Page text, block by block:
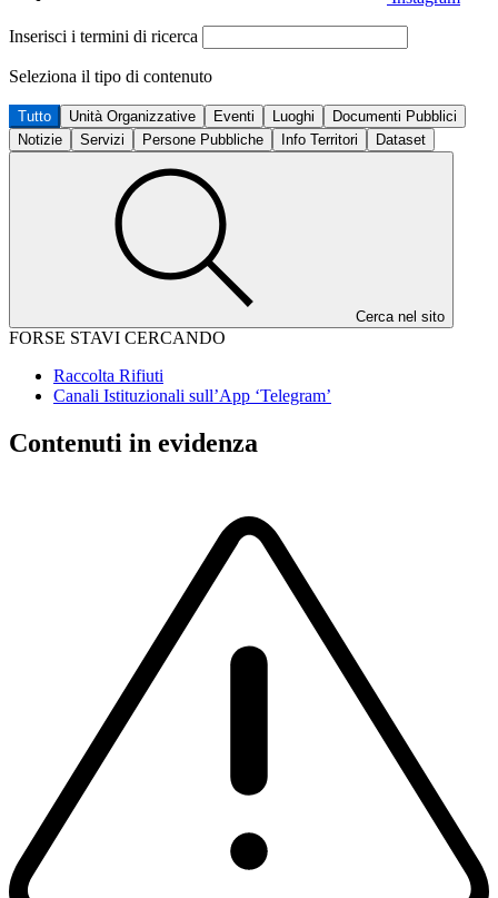
Inserisci i termini di ricerca
Seleziona il tipo di contenuto
Tutto Unità Organizzative Eventi Luoghi
Documenti Pubblici
Notizie
Servizi Persone Pubbliche Info Territori Dataset
Cerca nel sito
FORSE STAVI CERCANDO
Raccolta Rifiuti
Canali Istituzionali sull’App ‘Telegram’
Contenuti in evidenza